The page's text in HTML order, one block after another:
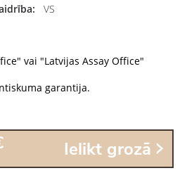
VS
vai "Latvijas Assay Office"
garantija.
Ielikt grozā